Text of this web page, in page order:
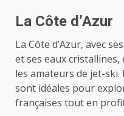
La Côte d’Azur
La Côte d’Azur, avec
et ses eaux
les amateurs de jet-ski.
sont idéales pour
françaises tout en